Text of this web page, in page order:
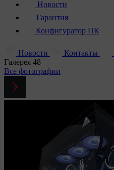
Новости
Гарантия
Конфигуратор ПК
Новости Контакты
Галерея 48
Все фотографии